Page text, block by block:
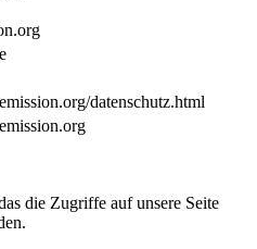
datenschutz.html
die Zugriffe auf unsere Seite